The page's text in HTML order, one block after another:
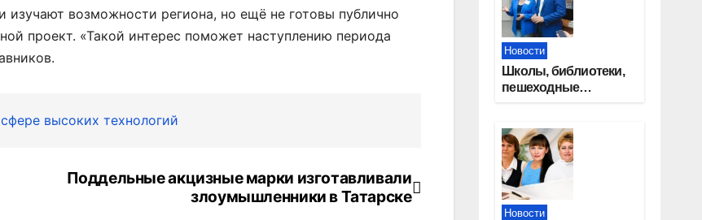
возможности региона, но ещё не готовы публично
проект. «Такой интерес поможет наступлению периода
высоких технологий
Поддельные акцизные марки изготавливали
злоумышленники в Татарске
автомобилей
Новости
Школы, библиотеки,
пешеходные
«Единой России»
контролируют
работы на
социальных
объектах
Новости